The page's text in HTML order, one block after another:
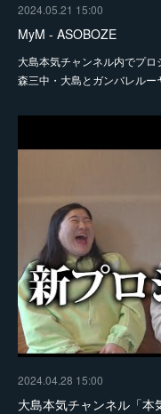
2024.05.21 15:00
MyM - ASOBOZE
大島本気チャンネル内でプロ
森三中・大島とガンバレル
2024.04.28 15:00
大島本気チャンネル「